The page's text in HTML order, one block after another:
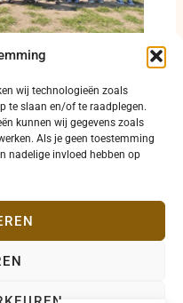
wij technologieën zoals
te slaan en/of te raadplegen.
kunnen wij gegevens zoals
Als je geen toestemming
nadelige invloed hebben op
voor het Europees
|Privacy